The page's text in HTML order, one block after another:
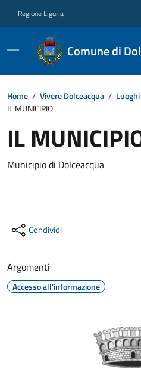
Regione Liguria
Comune di
Home / Vivere Dolceacqua / Luoghi
IL MUNICIPIO
IL
Municipio di Dolceacqua
Condividi
Argomenti
Accesso all'informazione